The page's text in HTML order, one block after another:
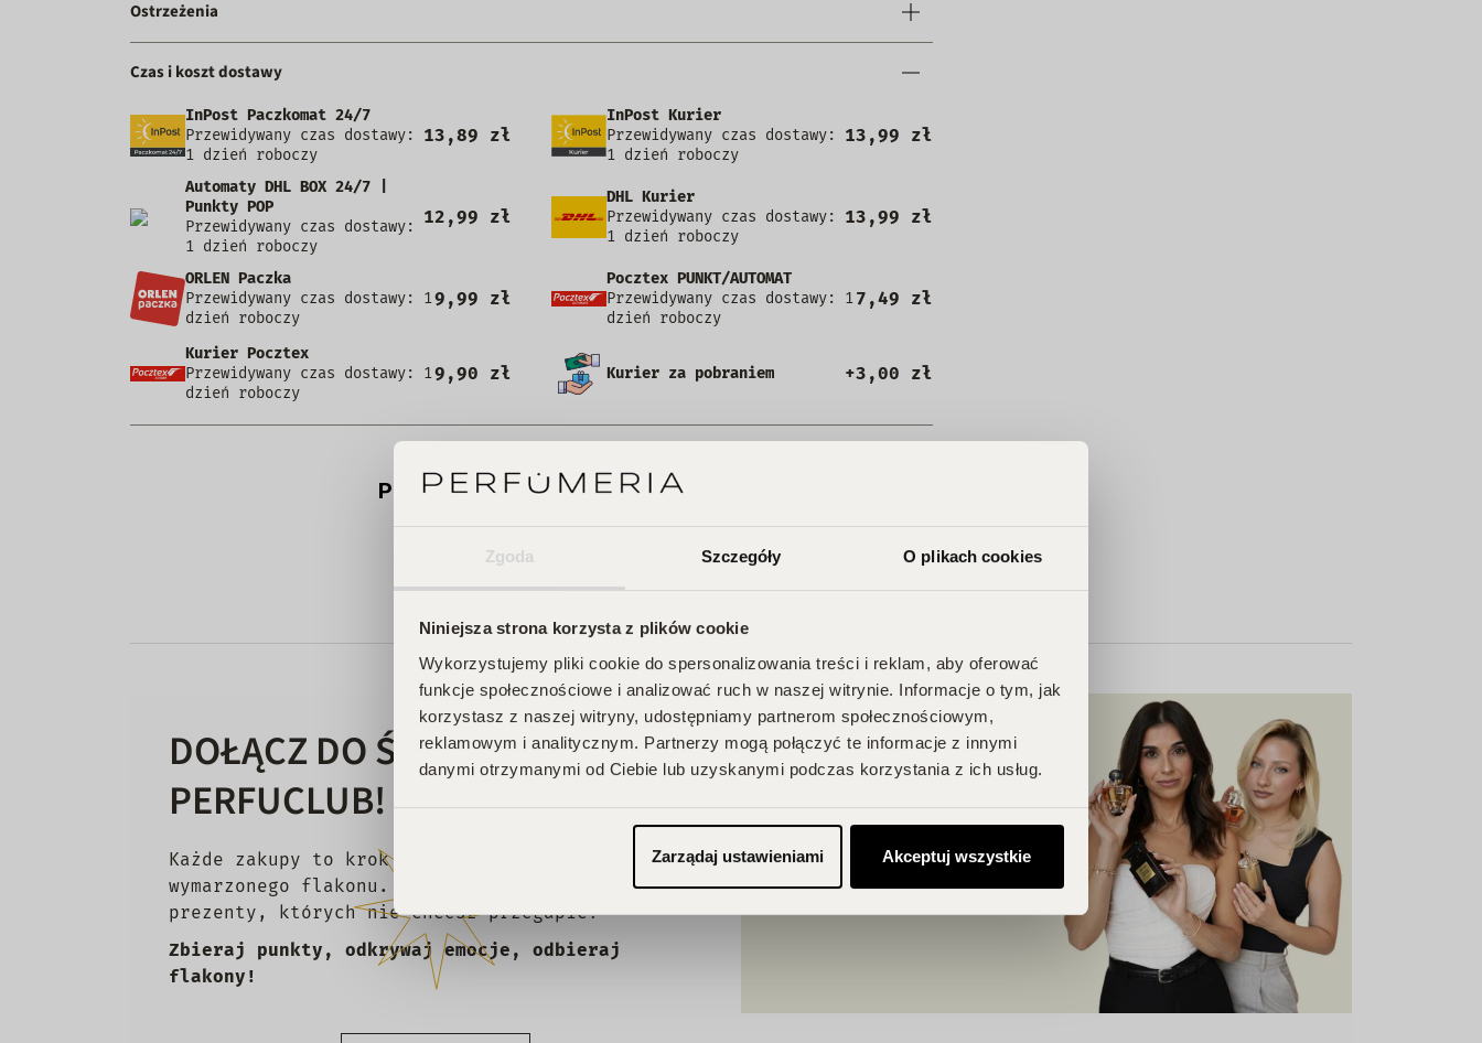
Zgoda Szczegóły O plikach cookies
Niniejsza strona korzysta z plików cookie
Wykorzystujemy pliki cookie do spersonalizowania treści i reklam, aby oferować
funkcje społecznościowe i analizować ruch w naszej witrynie. Informacje o tym, jak
korzystasz z naszej witryny, udostępniamy partnerom społecznościowym,
reklamowym i analitycznym. Partnerzy mogą połączyć te informacje z innymi
danymi otrzymanymi od Ciebie lub uzyskanymi podczas korzystania z ich usług.
Zarządaj ustawieniami Akceptuj wszystkie
Ostrzeżenia
Czas i koszt dostawy
InPost Paczkomat 24/7
Przewidywany czas dostawy:
1 dzień roboczy
13,89 zł
InPost Kurier
Przewidywany czas dostawy:
1 dzień roboczy
13,99 zł
Automaty DHL BOX 24/7 |
Punkty POP
Przewidywany czas dostawy:
1 dzień roboczy
12,99 zł
DHL Kurier
Przewidywany czas dostawy:
1 dzień roboczy
13,99 zł
ORLEN Paczka
Przewidywany czas dostawy: 1
dzień roboczy
9,99 zł
Pocztex PUNKT/AUTOMAT
Przewidywany czas dostawy: 1
dzień roboczy
7,49 zł
Kurier Pocztex
Przewidywany czas dostawy: 1
dzień roboczy
9,90 zł Kurier za pobraniem +3,00 zł
Produkt nie posiada recenzji
DOŁĄCZ DO ŚWIATA
PERFUCLUB!
Każde zakupy to krok w stronę Twojego
wymarzonego flakonu. Czekają na Ciebie zniżki i
prezenty, których nie chcesz przegapić!
Zbieraj punkty, odkrywaj emocje, odbieraj
flakony!